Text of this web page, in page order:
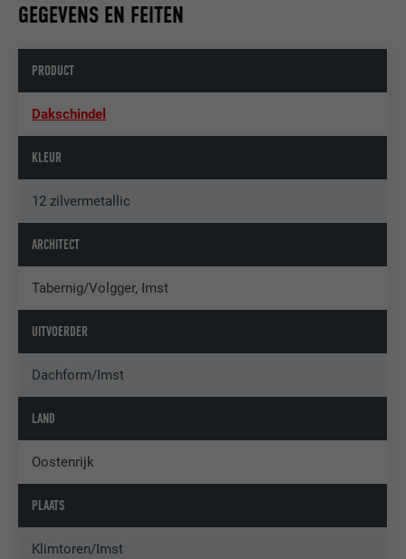
GEGEVENS EN FEITEN
PRODUCT
Dakschindel
KLEUR
12 zilvermetallic
ARCHITECT
Tabernig/Volgger, Imst
UITVOERDER
Dachform/Imst
LAND
Oostenrijk
PLAATS
Klimtoren/Imst